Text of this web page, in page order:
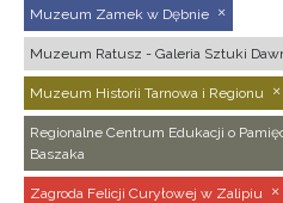
Muzeum Zamek w Dębnie
Muzeum Ratusz - Galeria Sztuki
Muzeum Historii Tarnowa i Regionu
Regionalne Centrum Edukacji o
Baszaka
Zagroda Felicji Curyłowej w Zalipiu